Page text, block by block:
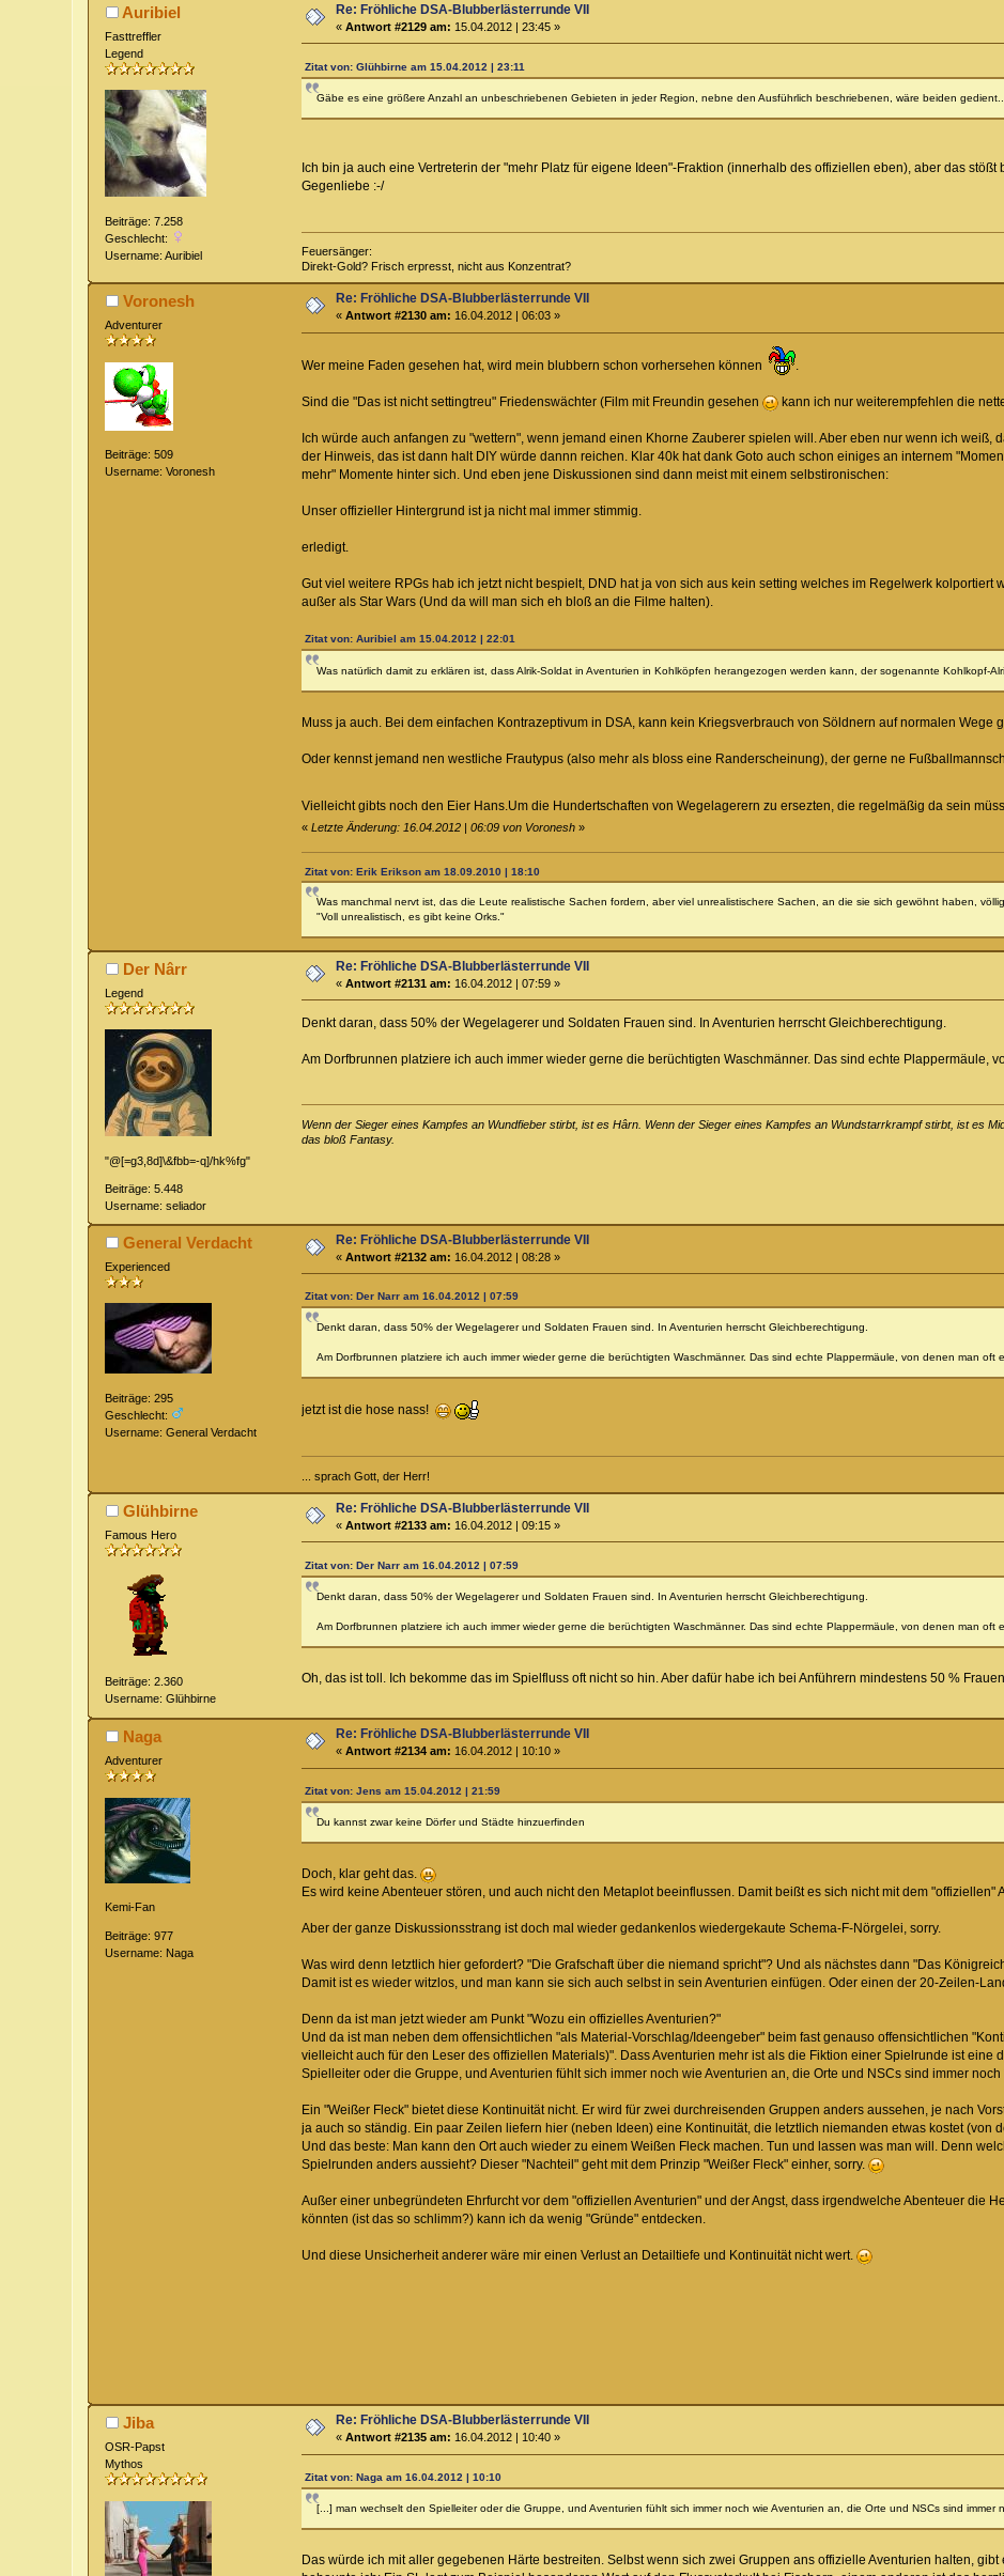
Auribiel
Fasttreffler
Legend
Beiträge: 7.258
Geschlecht:
Username: Auribiel
Re: Fröhliche DSA-Blubberlästerrunde VII
«Antwort #2129 am: 15.04.2012 | 23:45 »
Zitat von: Glühbirne am 15.04.2012 | 23:11
Gäbe es eine größere Anzahl an unbeschriebenen Gebieten in jeder Region, nebne den Ausführlich beschriebenen, wäre beiden gedient...
Ich bin ja auch eine Vertreterin der "mehr Platz für eigene Ideen"-Fraktion (innerhalb des offiziellen eben), aber das
Gegenliebe :-/
Feuersänger:
Direkt-Gold? Frisch erpresst, nicht aus Konzentrat?
Voronesh
Adventurer
Beiträge: 509
Username: Voronesh
Re: Fröhliche DSA-Blubberlästerrunde VII
«Antwort #2130 am: 16.04.2012 | 06:03 »
Wer meine Faden gesehen hat, wird mein blubbern schon vorhersehen können .
Sind die "Das ist nicht settingtreu" Friedenswächter (Film mit Freundin gesehen kann ich nur weiterempfehlen die
Ich würde auch anfangen zu "wettern", wenn jemand einen Khorne Zauberer spielen will. Aber eben nur wenn ich weiß,
der Hinweis, das ist dann halt DIY würde dannn reichen. Klar 40k hat dank Goto auch schon einiges an internem
mehr" Momente hinter sich. Und eben jene Diskussionen sind dann meist mit einem selbstironischen:
Unser offizieller Hintergrund ist ja nicht mal immer stimmig.
erledigt.
Gut viel weitere RPGs hab ich jetzt nicht bespielt, DND hat ja von sich aus kein setting welches im Regelwerk
außer als Star Wars (Und da will man sich eh bloß an die Filme halten).
Zitat von: Auribiel am 15.04.2012 | 22:01
Was natürlich damit zu erklären ist, dass Alrik-Soldat in Aventurien in Kohlköpfen herangezogen werden kann, der sogenannte Kohlkopf-
Muss ja auch. Bei dem einfachen Kontrazeptivum in DSA, kann kein Kriegsverbrauch von Söldnern auf normalen Wege
Oder kennst jemand nen westliche Frautypus (also mehr als bloss eine Randerscheinung), der gerne ne
Vielleicht gibts noch den Eier Hans.Um die Hundertschaften von Wegelagerern zu ersezten, die regelmäßig da sein
« Letzte Änderung: 16.04.2012 | 06:09 von Voronesh»
Zitat von: Erik Erikson am 18.09.2010 | 18:10
Was manchmal nervt ist, das die Leute realistische Sachen fordern, aber viel unrealistischere Sachen, an die sie sich gewöhnt haben,
"Voll unrealistisch, es gibt keine Orks."
Der Nârr
Legend
"@[=g3,8d]\&fbb=-q]/hk%fg"
Beiträge: 5.448
Username: seliador
Re: Fröhliche DSA-Blubberlästerrunde VII
«Antwort #2131 am: 16.04.2012 | 07:59 »
Denkt daran, dass 50% der Wegelagerer und Soldaten Frauen sind. In Aventurien herrscht Gleichberechtigung.
Am Dorfbrunnen platziere ich auch immer wieder gerne die berüchtigten Waschmänner. Das sind echte Plappermäule,
Wenn der Sieger eines Kampfes an Wundfieber stirbt, ist es Hârn. Wenn der Sieger eines Kampfes an Wundstarrkrampf stirbt, ist es
das bloß Fantasy.
General Verdacht
Experienced
Beiträge: 295
Geschlecht:
Username: General Verdacht
Re: Fröhliche DSA-Blubberlästerrunde VII
«Antwort #2132 am: 16.04.2012 | 08:28 »
Zitat von: Der Narr am 16.04.2012 | 07:59
Denkt daran, dass 50% der Wegelagerer und Soldaten Frauen sind. In Aventurien herrscht Gleichberechtigung.
Am Dorfbrunnen platziere ich auch immer wieder gerne die berüchtigten Waschmänner. Das sind echte Plappermäule, von denen man oft
jetzt ist die hose nass!
... sprach Gott, der Herr!
Glühbirne
Famous Hero
Beiträge: 2.360
Username: Glühbirne
Re: Fröhliche DSA-Blubberlästerrunde VII
«Antwort #2133 am: 16.04.2012 | 09:15 »
Zitat von: Der Narr am 16.04.2012 | 07:59
Denkt daran, dass 50% der Wegelagerer und Soldaten Frauen sind. In Aventurien herrscht Gleichberechtigung.
Am Dorfbrunnen platziere ich auch immer wieder gerne die berüchtigten Waschmänner. Das sind echte Plappermäule, von denen man oft
Oh, das ist toll. Ich bekomme das im Spielfluss oft nicht so hin. Aber dafür habe ich bei Anführern mindestens 50 %
Naga
Adventurer
Kemi-Fan
Beiträge: 977
Username: Naga
Re: Fröhliche DSA-Blubberlästerrunde VII
«Antwort #2134 am: 16.04.2012 | 10:10 »
Zitat von: Jens am 15.04.2012 | 21:59
Du kannst zwar keine Dörfer und Städte hinzuerfinden
Doch, klar geht das.
Es wird keine Abenteuer stören, und auch nicht den Metaplot beeinflussen. Damit beißt es sich nicht mit dem "offiziellen"
Aber der ganze Diskussionsstrang ist doch mal wieder gedankenlos wiedergekaute Schema-F-Nörgelei, sorry.
Was wird denn letztlich hier gefordert? "Die Grafschaft über die niemand spricht"? Und als nächstes dann "Das
Damit ist es wieder witzlos, und man kann sie sich auch selbst in sein Aventurien einfügen. Oder einen der 20-Zeilen-
Denn da ist man jetzt wieder am Punkt "Wozu ein offizielles Aventurien?"
Und da ist man neben dem offensichtlichen "als Material-Vorschlag/Ideengeber" beim fast genauso offensichtlichen
vielleicht auch für den Leser des offiziellen Materials)". Dass Aventurien mehr ist als die Fiktion einer Spielrunde ist eine
Spielleiter oder die Gruppe, und Aventurien fühlt sich immer noch wie Aventurien an, die Orte und NSCs sind immer
Ein "Weißer Fleck" bietet diese Kontinuität nicht. Er wird für zwei durchreisenden Gruppen anders aussehen, je nach
ja auch so ständig. Ein paar Zeilen liefern hier (neben Ideen) eine Kontinuität, die letztlich niemanden etwas kostet (von
Und das beste: Man kann den Ort auch wieder zu einem Weißen Fleck machen. Tun und lassen was man will. Denn
Spielrunden anders aussieht? Dieser "Nachteil" geht mit dem Prinzip "Weißer Fleck" einher, sorry.
Außer einer unbegründeten Ehrfurcht vor dem "offiziellen Aventurien" und der Angst, dass irgendwelche Abenteuer die
könnten (ist das so schlimm?) kann ich da wenig "Gründe" entdecken.
Und diese Unsicherheit anderer wäre mir einen Verlust an Detailtiefe und Kontinuität nicht wert.
Jiba
OSR-Papst
Mythos
Re: Fröhliche DSA-Blubberlästerrunde VII
«Antwort #2135 am: 16.04.2012 | 10:40 »
Zitat von: Naga am 16.04.2012 | 10:10
[...] man wechselt den Spielleiter oder die Gruppe, und Aventurien fühlt sich immer noch wie Aventurien an, die Orte und NSCs sind immer
Das würde ich mit aller gegebenen Härte bestreiten. Selbst wenn sich zwei Gruppen ans offizielle Aventurien halten,